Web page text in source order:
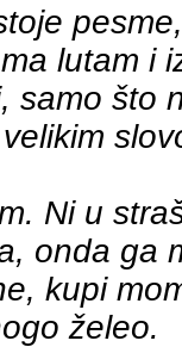
lutam i
samo što
Ni u
onda ga
kupi
želeo.